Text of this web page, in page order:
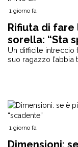
1 giorno fa
Rifiuta di fare
sorella: “Sta
Un difficile intreccio
suo ragazzo l’abbia
1 giorno fa